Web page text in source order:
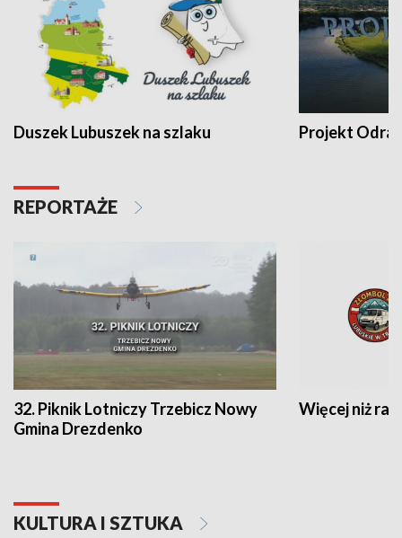
Duszek Lubuszek na szlaku Projekt Odra
REPORTAŻE
32. Piknik Lotniczy Trzebicz Nowy
Gmina Drezdenko
Więcej niż rajd
KULTURA I SZTUKA